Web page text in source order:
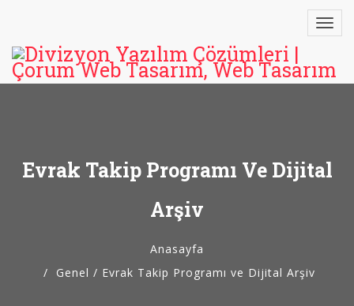
Evrak Takip Programı Ve Dijital
Arşiv
Anasayfa
Genel / Evrak Takip Programı ve Dijital Arşiv